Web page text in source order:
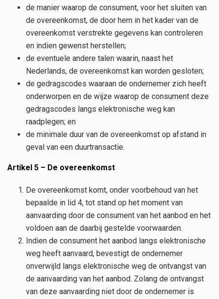
de manier waarop de consument, voor het sluiten van
de overeenkomst, de door hem in het kader van de
overeenkomst verstrekte gegevens kan controleren
en indien gewenst herstellen;
de eventuele andere talen waarin, naast het
Nederlands, de overeenkomst kan worden gesloten;
de gedragscodes waaraan de ondernemer zich heeft
onderworpen en de wijze waarop de consument deze
gedragscodes langs elektronische weg kan
raadplegen; en
de minimale duur van de overeenkomst op afstand in
geval van een duurtransactie.
Artikel 5 – De overeenkomst
De overeenkomst komt, onder voorbehoud van het
bepaalde in lid 4, tot stand op het moment van
aanvaarding door de consument van het aanbod en het
voldoen aan de daarbij gestelde voorwaarden.
Indien de consument het aanbod langs elektronische
weg heeft aanvaard, bevestigt de ondernemer
onverwijld langs elektronische weg de ontvangst van
de aanvaarding van het aanbod. Zolang de ontvangst
van deze aanvaarding niet door de ondernemer is